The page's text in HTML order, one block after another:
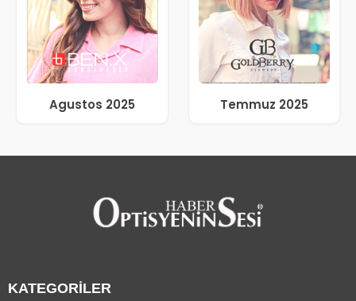
Agustos 2025 Temmuz 2025
KATEGORİLER